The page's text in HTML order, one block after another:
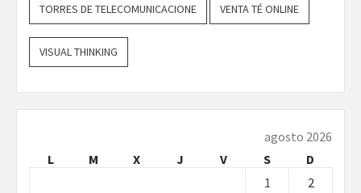
TORRES DE TELECOMUNICACIONE VENTA TÉ ONLINE
VISUAL THINKING
agosto 2026
L
M X J V S
D
1
2